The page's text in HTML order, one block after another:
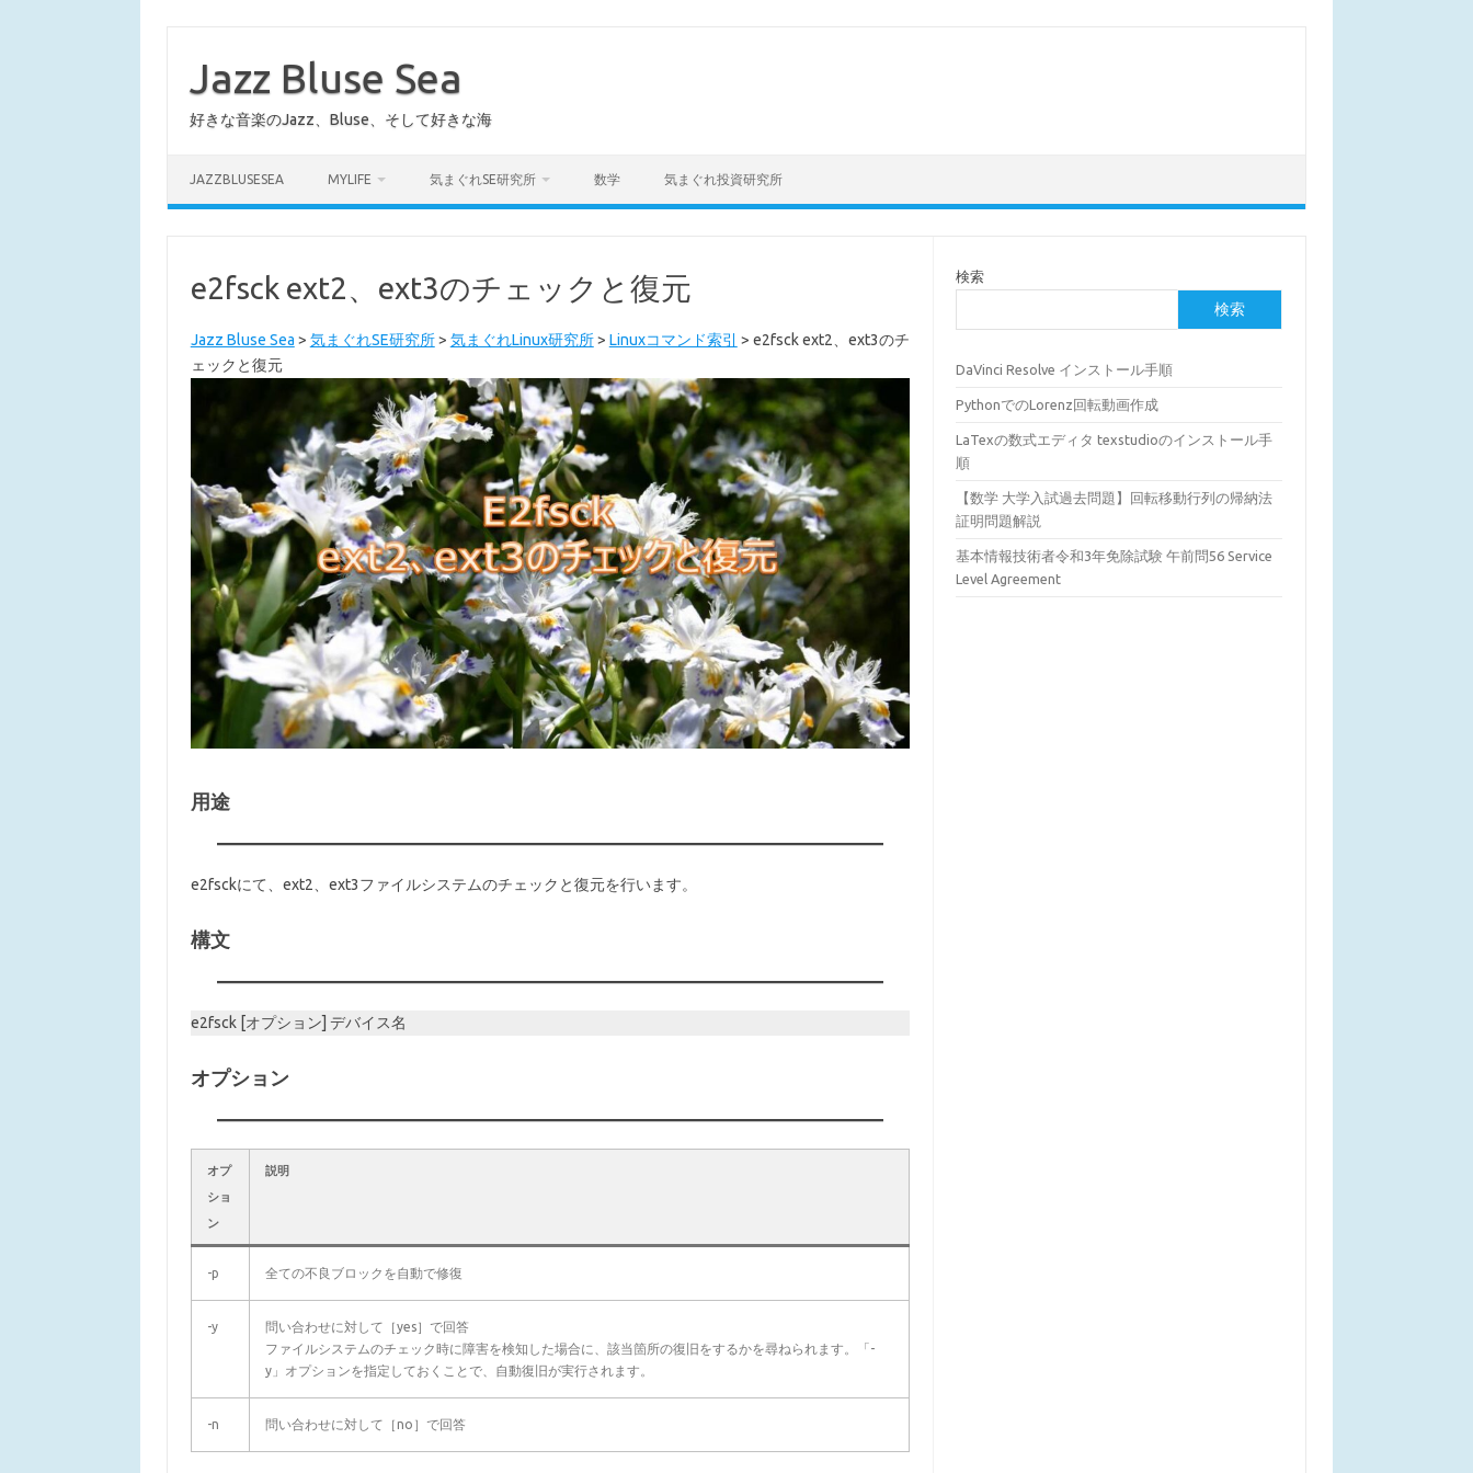
Jazz Bluse Sea
好きな音楽のJazz、Bluse、そして好きな海
JAZZBLUSESEA MYLIFE 気まぐれSE研究所 数学 気まぐれ投資研究所
e2fsck ext2、ext3のチェックと復元
Jazz Bluse Sea > 気まぐれSE研究所> 気まぐれLinux研究所> Linuxコマンド索引 > e2fsck ext2、ext3のチ
ェックと復元
用途
e2fsckにて、ext2、ext3ファイルシステムのチェックと復元を行います。
構文
e2fsck [オプション] デバイス名
オプション
オプ
ショ
ン
説明
-p 全ての不良ブロックを自動で修復
-y
問い合わせに対して［yes］で回答
ファイルシステムのチェック時に障害を検知した場合に、該当箇所の復旧をするかを尋ねられます。「-
y」オプションを指定しておくことで、自動復旧が実行されます。
-n 問い合わせに対して［no］で回答
検索
検索
DaVinci Resolve インストール手順
PythonでのLorenz回転動画作成
LaTexの数式エディタ texstudioのインストール手
順
【数学 大学入試過去問題】回転移動行列の帰納法
証明問題解説
基本情報技術者令和3年免除試験 午前問56 Service
Level Agreement